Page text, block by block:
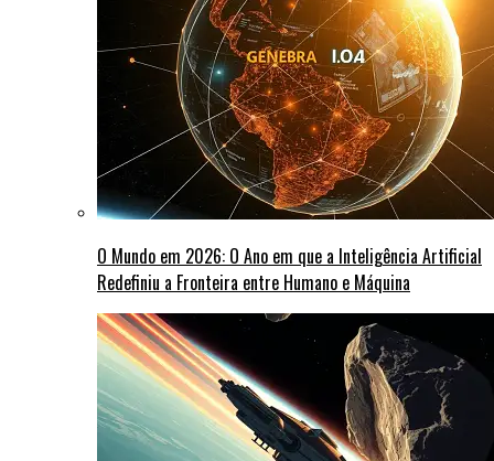
O Mundo em 2026: O Ano em que a Inteligência Artificial
Redefiniu a Fronteira entre Humano e Máquina